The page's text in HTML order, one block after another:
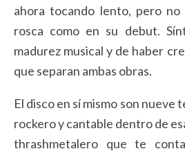
ahora tocando lento, pero no
rosca como en su debut.
madurez musical y de haber
que separan ambas obras.
El disco en sí mismo son nueve
rockero y cantable dentro de
thrashmetalero que te